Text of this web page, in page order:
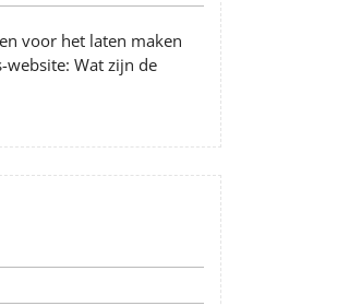
voor het laten maken
website: Wat zijn de